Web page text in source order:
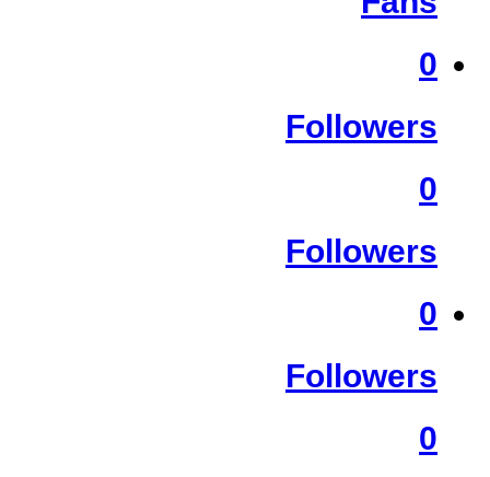
0
Followers
0
Followers
0
Followers
0